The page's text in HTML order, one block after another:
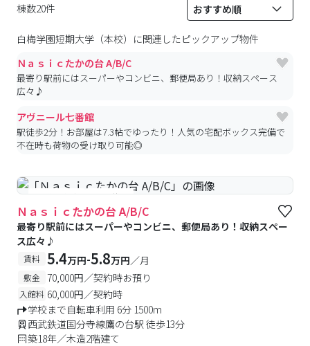
棟数20件
白梅学園短期大学（本校） に関連したピックアップ物件
Ｎａｓｉｃたかの台 A/B/C
最寄り駅前にはスーパーやコンビニ、郵便局あり！収納スペース
広々♪
アヴニール七番館
駅徒歩2分！お部屋は7.3帖でゆったり！人気の宅配ボックス完備で
不在時も荷物の受け取り可能◎
#予約受付中 #空室待ち
Ｎａｓｉｃたかの台 A/B/C
最寄り駅前にはスーパーやコンビニ、郵便局あり！収納スペー
ス広々♪
賃料 5.4万円-5.8万円／月
敷金 70,000円／契約時お預り
入館料 60,000円／契約時
学校まで自転車利用 6分 1500m
西武鉄道国分寺線鷹の台駅 徒歩13分
築18年／木造2階建て